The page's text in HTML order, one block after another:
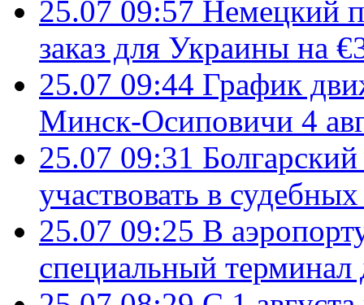
25.07 09:57 Немецкий
заказ для Украины на
25.07 09:44 График
Минск-Осиповичи 4
25.07 09:31
участвовать в
25.07 09:25 В
специальный терминал